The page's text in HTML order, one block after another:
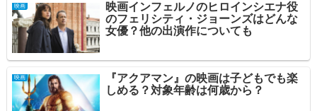
映画
映画インフェルノのヒロインシエナ役
のフェリシティ・ジョーンズはどんな
女優？他の出演作についても
映画
『アクアマン』の映画は子どもでも楽
しめる？対象年齢は何歳から？